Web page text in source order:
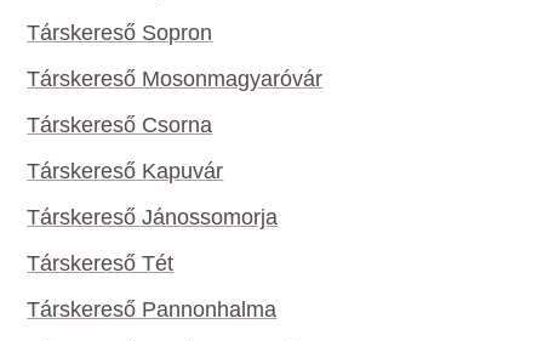
Társkereső Sopron
Társkereső Mosonmagyaróvár
Társkereső Csorna
Társkereső Kapuvár
Társkereső Jánossomorja
Társkereső Tét
Társkereső Pannonhalma